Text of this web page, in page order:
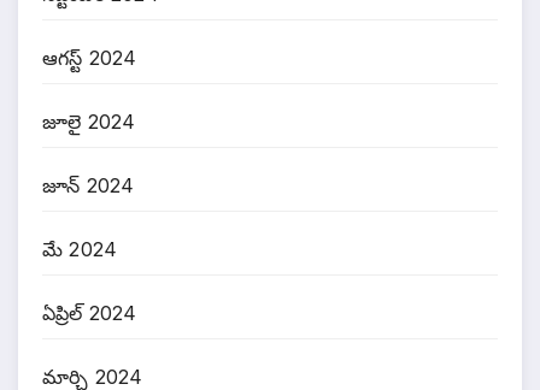
ఆగస్ట్ 2024
జూలై 2024
జూన్ 2024
మే 2024
ఏప్రిల్ 2024
మార్చి 2024